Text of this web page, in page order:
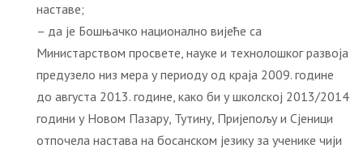
наставе;
– да је Бошњачко национално вијеће са
Министарством просвете, науке и технолошког развоја
предузело низ мера у периоду од краја 2009. године
до августа 2013. године, како би у школској 2013/2014
години у Новом Пазару, Тутину, Пријепољу и Сјеници
отпочела настава на босанском језику за ученике чији